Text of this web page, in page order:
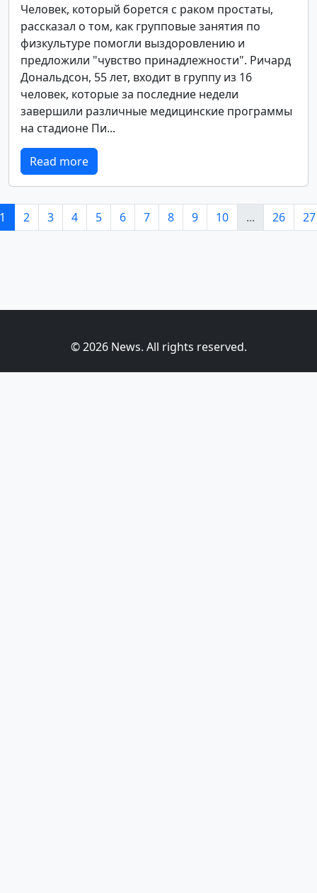
Человек, который борется с раком простаты,
рассказал о том, как групповые занятия по
физкультуре помогли выздоровлению и
предложили "чувство принадлежности". Ричард
Дональдсон, 55 лет, входит в группу из 16
человек, которые за последние недели
завершили различные медицинские программы
на стадионе Пи...
Read more
1 2 3 4 5 6 7 8 9 10 ... 26 27
© 2026 News. All rights reserved.